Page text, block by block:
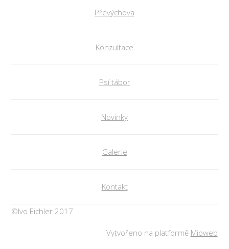
Převýchova
Konzultace
Psí tábor
Novinky
Galerie
Kontakt
©Ivo Eichler 2017
Vytvořeno na platformě Mioweb